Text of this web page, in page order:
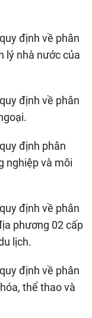
quy định về phân
lý nhà nước của
quy định về phân
quy định phân
nghiệp và môi
quy định về phân
phương 02 cấp
lịch.
quy định về phân
thể thao và